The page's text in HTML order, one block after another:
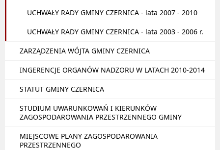
UCHWAŁY RADY GMINY CZERNICA - lata 2007 - 2010
UCHWAŁY RADY GMINY CZERNICA - lata 2003 - 2006 r.
ZARZĄDZENIA WÓJTA GMINY CZERNICA
INGERENCJE ORGANÓW NADZORU W LATACH 2010-2014
STATUT GMINY CZERNICA
STUDIUM UWARUNKOWAŃ I KIERUNKÓW
ZAGOSPODAROWANIA PRZESTRZENNEGO GMINY
MIEJSCOWE PLANY ZAGOSPODAROWANIA
PRZESTRZENNEGO